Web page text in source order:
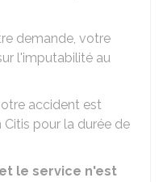
demande, votre
l'imputabilité au
accident est
pour la durée de
le service n'est